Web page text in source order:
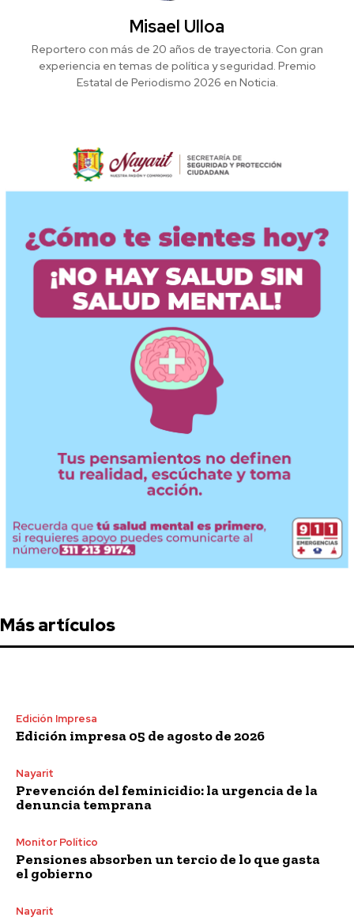
Misael Ulloa
Reportero con más de 20 años de trayectoria. Con gran
experiencia en temas de política y seguridad. Premio
Estatal de Periodismo 2026 en Noticia.
Más artículos
Edición Impresa
Edición impresa 05 de agosto de 2026
Nayarit
Prevención del feminicidio: la urgencia de la
denuncia temprana
Monitor Político
Pensiones absorben un tercio de lo que gasta
el gobierno
Nayarit